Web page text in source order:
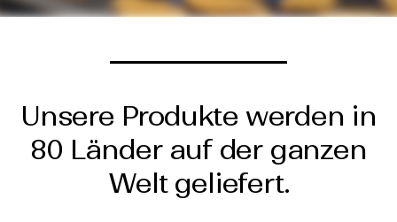
Unsere Produkte werden in
80 Länder auf der ganzen
Welt geliefert.